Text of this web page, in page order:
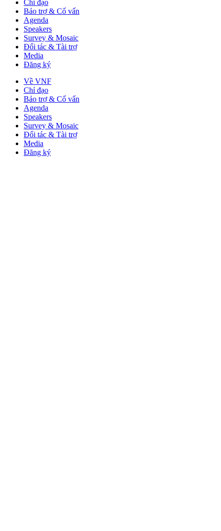
Chỉ đạo
Bảo trợ & Cố vấn
Agenda
Speakers
Survey & Mosaic
Đối tác & Tài trợ
Media
Đăng ký
Về VNF
Chỉ đạo
Bảo trợ & Cố vấn
Agenda
Speakers
Survey & Mosaic
Đối tác & Tài trợ
Media
Đăng ký